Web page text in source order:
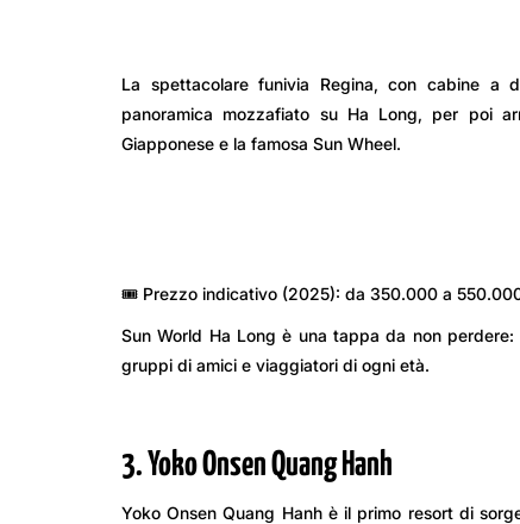
La spettacolare funivia Regina, con cabine a
panoramica mozzafiato su Ha Long, per poi
Giapponese e la famosa Sun Wheel.
🎟️ Prezzo indicativo (2025): da 350.000 a
Sun World Ha Long è una tappa da non
gruppi di amici e viaggiatori di ogni età.
3. Yoko Onsen Quang Hanh
Yoko Onsen Quang Hanh è il primo resort di